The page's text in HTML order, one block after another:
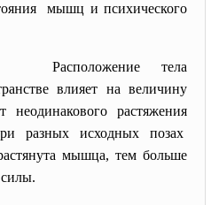
мышц и психического
Расположение тела
влияет на величину
неодинакового растяжения
разных исходных позах
мышца, тем больше